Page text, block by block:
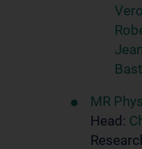
MR
Head: